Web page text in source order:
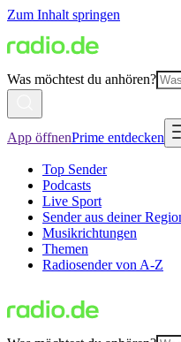
Zum Inhalt springen
Was möchtest du anhören?
App öffnenPrime entdecken
Top Sender
Podcasts
Live Sport
Sender aus deiner
Musikrichtungen
Themen
Radiosender von A-Z